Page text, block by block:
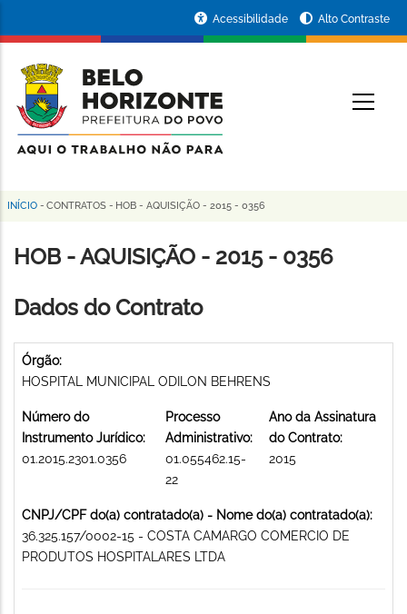
conteúdo
principal
da
Prefeitura
de
Horizonte
Acessibilidade Alto Contraste
Trilha
de
INÍCIO - CONTRATOS - HOB - AQUISIÇÃO - 2015 - 0356
HOB - AQUISIÇÃO - 2015 - 0356
Dados do Contrato
Órgão:
HOSPITAL MUNICIPAL ODILON BEHRENS
Número do
Instrumento Jurídico:
01.2015.2301.0356
Processo
Administrativo:
01.055462.15-
22
Ano da Assinatura
do Contrato:
2015
CNPJ/CPF do(a) contratado(a) - Nome do(a) contratado(a):
36.325.157/0002-15 - COSTA CAMARGO COMERCIO DE
PRODUTOS HOSPITALARES LTDA